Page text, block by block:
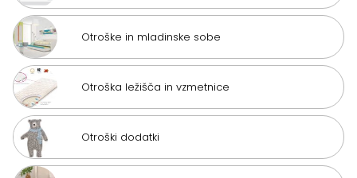
Otroške in mladinske sobe
Otroška ležišča in vzmetnice
Otroški dodatki